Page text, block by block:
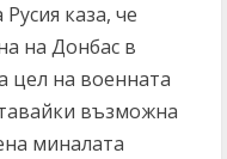
каза, че
на Донбас в
цел на военната
възможна
миналата